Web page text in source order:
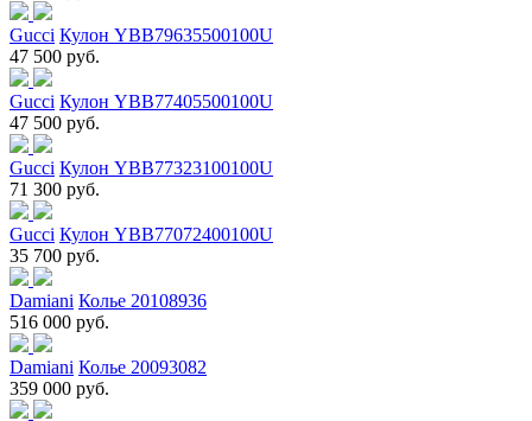
Gucci Кулон YBB79635500100U
47 500 руб.
Gucci Кулон YBB77405500100U
47 500 руб.
Gucci Кулон YBB77323100100U
71 300 руб.
Gucci Кулон YBB77072400100U
35 700 руб.
Damiani Колье 20108936
516 000 руб.
Damiani Колье 20093082
359 000 руб.